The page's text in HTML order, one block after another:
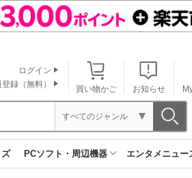
買い物かご お知らせ
ログイン
録（無料）
すべてのジャンル
ズ PCソフト・周辺機器 エンタメニュー